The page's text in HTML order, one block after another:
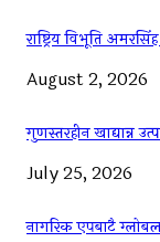
राष्ट्रिय विभूति
August 2, 2026
गुणस्तरहीन खाद्यान्न
July 25, 2026
नागरिक एपबाटै